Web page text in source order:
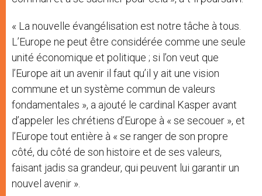
« La nouvelle évangélisation est notre tâche à tous.
L’Europe ne peut être considérée comme une seule
unité économique et politique ; si l’on veut que
l’Europe ait un avenir il faut qu’il y ait une vision
commune et un système commun de valeurs
fondamentales », a ajouté le cardinal Kasper avant
d’appeler les chrétiens d’Europe à « se secouer », et
l’Europe tout entière à « se ranger de son propre
côté, du côté de son histoire et de ses valeurs,
faisant jadis sa grandeur, qui peuvent lui garantir un
nouvel avenir ».